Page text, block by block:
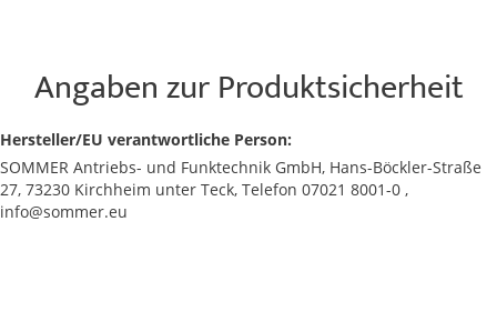
Angaben zur Produktsicherheit
Hersteller/EU verantwortliche Person:
SOMMER Antriebs- und Funktechnik GmbH, Hans-Böckler-Straße
27, 73230 Kirchheim unter Teck, Telefon 07021 8001-0 ,
info@sommer.eu